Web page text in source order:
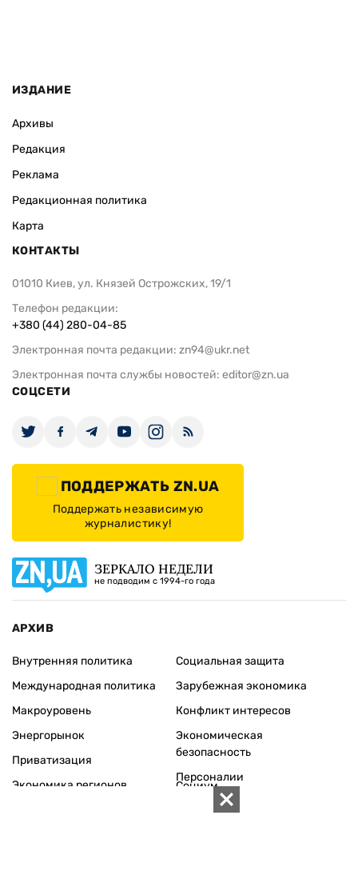
ИЗДАНИЕ
Архивы
Редакция
Реклама
Редакционная политика
Карта
КОНТАКТЫ
01010 Киев, ул. Князей Острожских, 19/1
Телефон редакции:
+380 (44) 280-04-85
Электронная почта редакции: zn94@ukr.net
Электронная почта службы новостей: editor@zn.ua
СОЦСЕТИ
ПОДДЕРЖАТЬ ZN.UA
Поддержать независимую
журналистику!
ЗЕРКАЛО НЕДЕЛИ
не подводим с 1994-го года
АРХИВ
Внутренняя политика
Международная политика
Макроуровень
Энергорынок
Приватизация
Экономика регионов
Социальная защита
Зарубежная экономика
Конфликт интересов
Экономическая
безопасность
Персоналии
Социум
История